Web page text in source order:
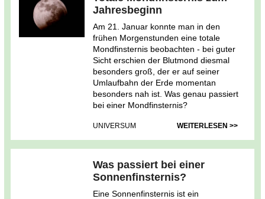
Jahresbeginn
Am 21. Januar konnte man in den
frühen Morgenstunden eine totale
Mondfinsternis beobachten - bei guter
Sicht erschien der Blutmond diesmal
besonders groß, der er auf seiner
Umlaufbahn der Erde momentan
besonders nah ist. Was genau passiert
bei einer Mondfinsternis?
UNIVERSUM WEITERLESEN >>
Was passiert bei einer
Sonnenfinsternis?
Eine Sonnenfinsternis ist ein